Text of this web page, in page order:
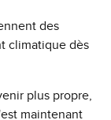
des
climatique dès
plus propre,
maintenant